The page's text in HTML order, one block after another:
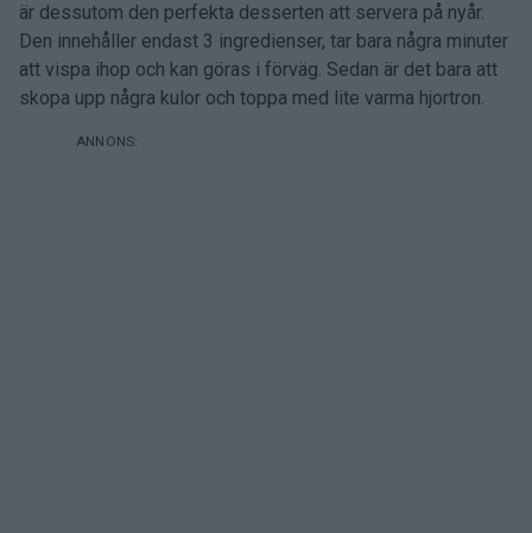
är dessutom den perfekta desserten att servera på nyår.
Den innehåller endast 3 ingredienser, tar bara några minuter
att vispa ihop och kan göras i förväg. Sedan är det bara att
skopa upp några kulor och toppa med lite varma hjortron.